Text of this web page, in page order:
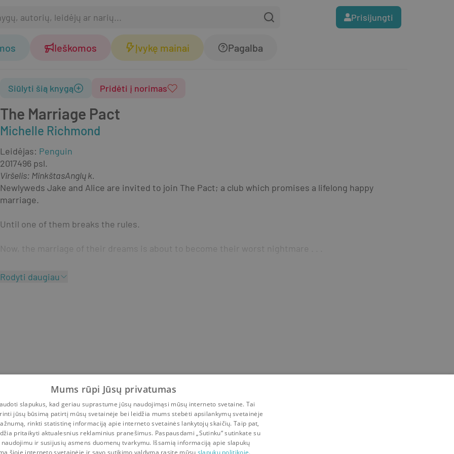
Prisijungti
Ieškomos Įvykę mainai Pagalba
The Marriage Pact
Michelle Richmond
Siūlyti šią knygą Pridėti į norimas
Leidėjas: Penguin
2017496 psl.
Viršelis: MinkštasAnglų k.
Newlyweds Jake and Alice are invited to join The Pact; a club which promises a lifelong happy
marriage.
Until one of them breaks the rules.
Now, the marriage of their dreams is about to become their worst nightmare . . .
Rodyti daugiau
Mums rūpi Jūsų privatumas
slapukus, kad geriau suprastume jūsų naudojimąsi mūsų interneto svetaine. Tai
jūsų būsimą patirtį mūsų svetainėje bei leidžia mums stebėti apsilankymų svetainėje
rinkti statistinę informaciją apie interneto svetainės lankytojų skaičių. Taip pat,
pritaikyti aktualesnius reklaminius pranešimus. Paspausdami „Sutinku“ sutinkate su
ir susijusių asmens duomenų tvarkymu. Išsamią informaciją apie slapukų
šioje interneto svetainėje ir savo sutikimo valdymą rasite mūsų slapukų politikoje.